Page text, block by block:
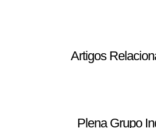
Artigos
Plena Grupo